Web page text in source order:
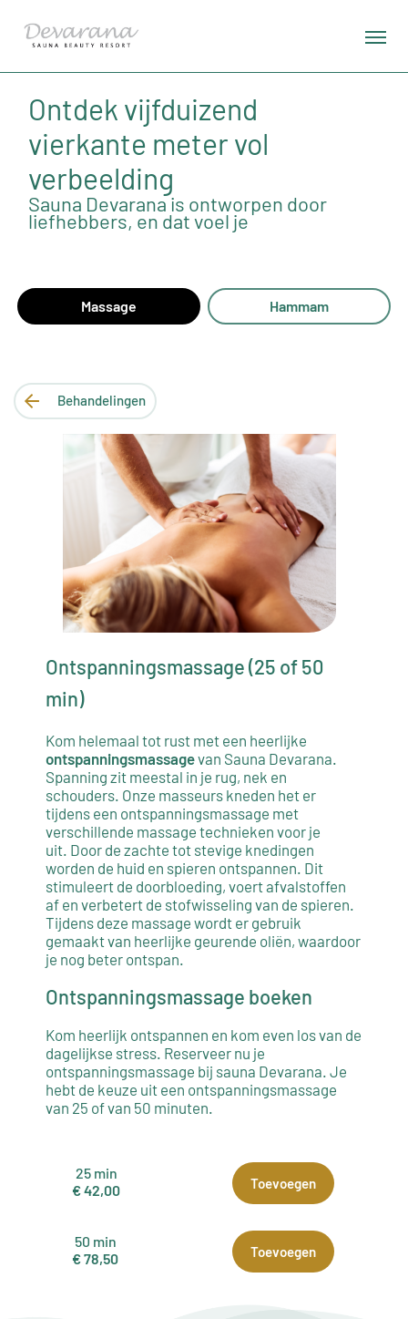
Ontdek vijfduizend
vierkante meter vol
verbeelding
Sauna Devarana is ontworpen door
liefhebbers, en dat voel je
Massage Hammam
Behandelingen
Ontspanningsmassage (25 of 50
min)
Kom helemaal tot rust met een heerlijke
ontspanningsmassagevan Sauna Devarana.
Spanning zit meestal in je rug, nek en
schouders. Onze masseurs kneden het er
tijdens een ontspanningsmassage met
verschillende massage technieken voor je
uit. Door de zachte tot stevige knedingen
worden de huid en spieren ontspannen. Dit
stimuleert de doorbloeding, voert afvalstoffen
af en verbetert de stofwisseling van de spieren.
Tijdens deze massage wordt er gebruik
gemaakt van heerlijke geurende oliën, waardoor
je nog beter ontspan.
Ontspanningsmassage boeken
Kom heerlijk ontspannen en kom even los van de
dagelijkse stress. Reserveer nu je
ontspanningsmassage bij sauna Devarana. Je
hebt de keuze uit een ontspanningsmassage
van 25 of van 50 minuten.
25 min
€ 42,00
Toevoegen
50 min
€ 78,50
Toevoegen